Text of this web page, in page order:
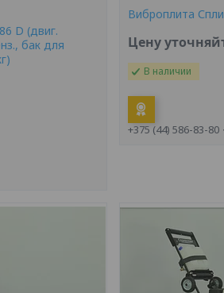
D (двиг.
бак для
Виброплита
Цену
В наличии
+375 (44) 586-83-80